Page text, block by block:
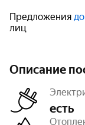
Предложения
лиц
Описание
есть